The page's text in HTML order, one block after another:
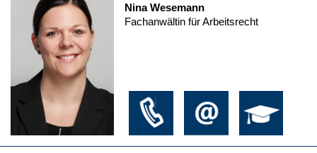
Nina Wesemann
Fachanwältin für Arbeitsrecht